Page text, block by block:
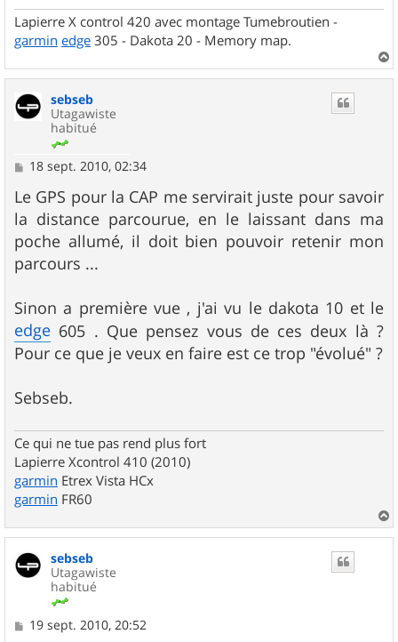
Lapierre X control 420 avec montage Tumebroutien -
garmin edge 305 - Dakota 20 - Memory map.
a
sebseb
Utagawiste
habitué
M
s
s
a
g
e
18 sept. 2010, 02:34
Le GPS pour la CAP me servirait juste pour savoir
la distance parcourue, en le laissant dans ma
poche allumé, il doit bien pouvoir retenir mon
parcours ...
Sinon a première vue , j'ai vu le dakota 10 et le
edge 605 . Que pensez vous de ces deux là ?
Pour ce que je veux en faire est ce trop "évolué" ?
Sebseb.
Ce qui ne tue pas rend plus fort
Lapierre Xcontrol 410 (2010)
garmin Etrex Vista HCx
garmin FR60
a
sebseb
Utagawiste
habitué
M19 sept. 2010, 20:52